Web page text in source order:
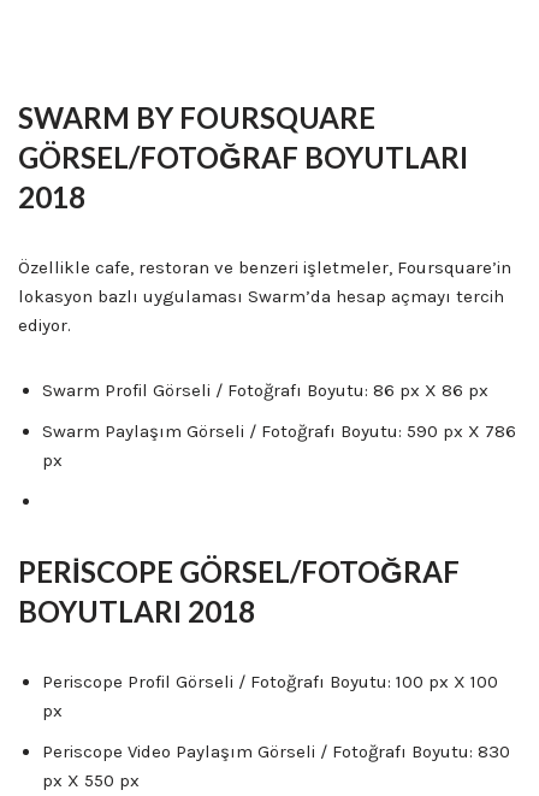
SWARM BY FOURSQUARE
GÖRSEL/FOTOĞRAF BOYUTLARI
2018
Özellikle cafe, restoran ve benzeri işletmeler, Foursquare’in
lokasyon bazlı uygulaması Swarm’da hesap açmayı tercih
ediyor.
Swarm Profil Görseli / Fotoğrafı Boyutu: 86 px X 86 px
Swarm Paylaşım Görseli / Fotoğrafı Boyutu: 590 px X 786
px
PERİSCOPE GÖRSEL/FOTOĞRAF
BOYUTLARI 2018
Periscope Profil Görseli / Fotoğrafı Boyutu: 100 px X 100
px
Periscope Video Paylaşım Görseli / Fotoğrafı Boyutu: 830
px X 550 px